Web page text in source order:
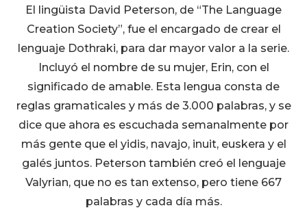
El lingüista David Peterson, de “The Language
Creation Society”, fue el encargado de crear el
lenguaje Dothraki, para dar mayor valor a la serie.
Incluyó el nombre de su mujer, Erin, con el
significado de amable. Esta lengua consta de
reglas gramaticales y más de 3.000 palabras, y se
dice que ahora es escuchada semanalmente por
más gente que el yidis, navajo, inuit, euskera y el
galés juntos. Peterson también creó el lenguaje
Valyrian, que no es tan extenso, pero tiene 667
palabras y cada día más.